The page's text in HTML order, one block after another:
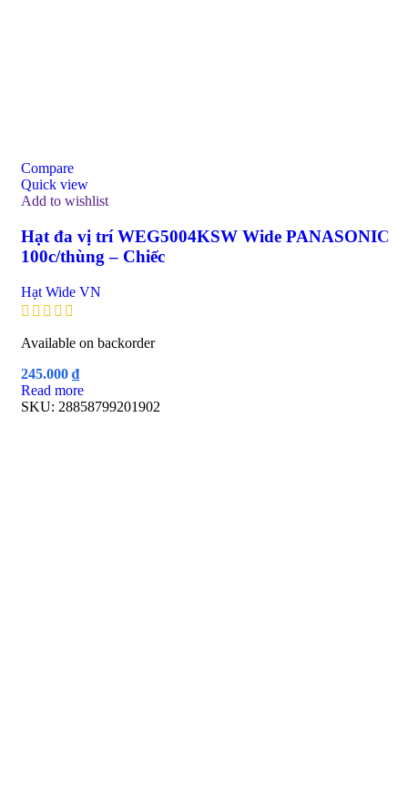
Compare
Quick view
Add to wishlist
Hạt đa vị trí WEG5004KSW Wide PANASONIC
100c/thùng – Chiếc
Hạt Wide VN
Available on backorder
245.000 ₫
Read more
SKU: 28858799201902